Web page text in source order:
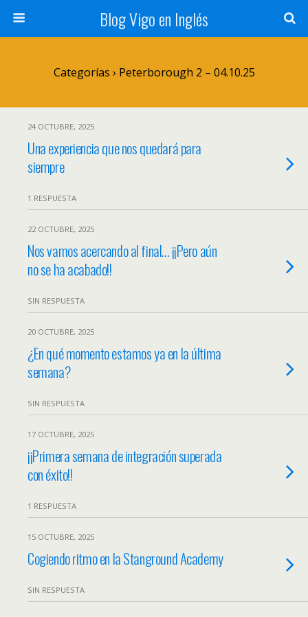
Blog Vigo en Inglés
Categorías › Peterborough 2 – 04.10.25
24 OCTUBRE, 2025
Una experiencia que nos quedará para
siempre
1 RESPUESTA
22 OCTUBRE, 2025
Nos vamos acercando al final… ¡¡Pero aún
no se ha acabado!!
SIN RESPUESTA
20 OCTUBRE, 2025
¿En qué momento estamos ya en la última
semana?
SIN RESPUESTA
17 OCTUBRE, 2025
¡¡Primera semana de integración superada
con éxito!!
1 RESPUESTA
15 OCTUBRE, 2025
Cogiendo ritmo en la Stanground Academy
SIN RESPUESTA